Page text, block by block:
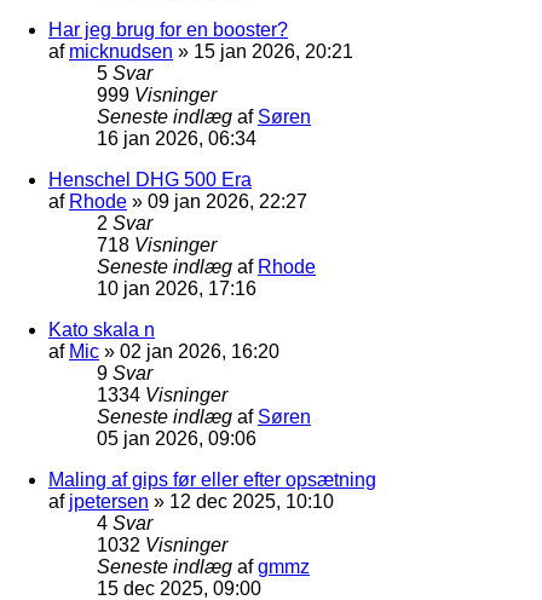
Har jeg brug for en booster?
af micknudsen » 15 jan 2026, 20:21
5 Svar
999 Visninger
Seneste indlæg af Søren
16 jan 2026, 06:34
Henschel DHG 500 Era
af Rhode » 09 jan 2026, 22:27
2 Svar
718 Visninger
Seneste indlæg af Rhode
10 jan 2026, 17:16
Kato skala n
af Mic » 02 jan 2026, 16:20
9 Svar
1334 Visninger
Seneste indlæg af Søren
05 jan 2026, 09:06
Maling af gips før eller efter opsætning
af jpetersen » 12 dec 2025, 10:10
4 Svar
1032 Visninger
Seneste indlæg afgmmz
15 dec 2025, 09:00